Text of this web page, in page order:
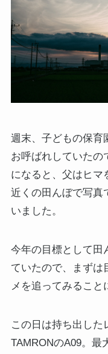
週末、子どもの保育
お呼ばれしていたの
になると、父はヒマ
近くの田んぼで写真
いました。
今年の目標として田
ていたので、まずは
メを追ってみること
この日は持ち出した
TAMRONのA09。最